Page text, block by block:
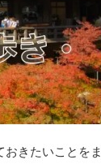
きたいことをま